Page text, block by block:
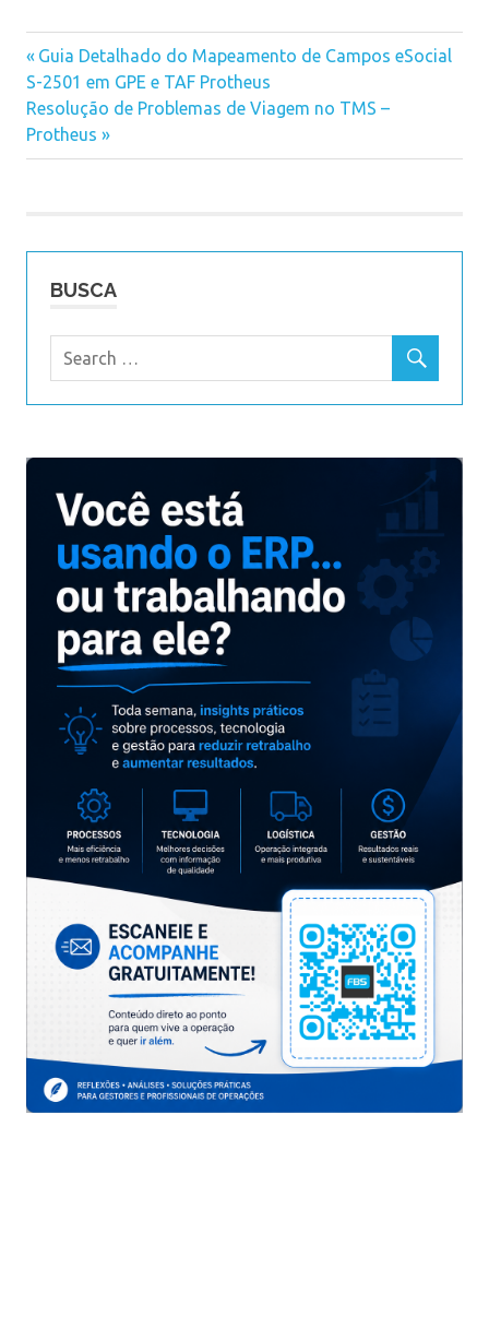
Navegação
de
Post
Previous
Post:
Guia Detalhado do Mapeamento de Campos eSocial
S-2501 em GPE e TAF Protheus
Next
Post:
Resolução de Problemas de Viagem no TMS –
Protheus
BUSCA